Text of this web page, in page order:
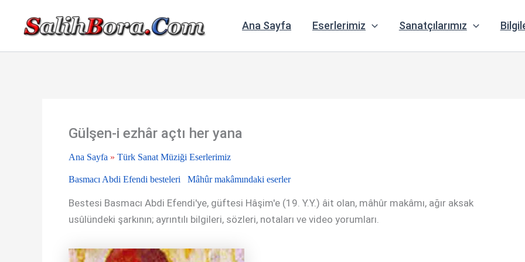
Ana Sayfa Eserlerimiz Sanatçılarımız
Gülşen-i ezhâr açtı her yana
Ana Sayfa » Türk Sanat Müziği Eserlerimiz
Basmacı Abdi Efendi besteleri Mâhûr makâmındaki eserler
Bestesi Basmacı Abdi Efendi'ye, güftesi Hâşim'e (19. Y.Y.) âit olan, mâhûr makâmı, ağır aksak
usûlündeki şarkının; ayrıntılı bilgileri, sözleri, notaları ve video yorumları.